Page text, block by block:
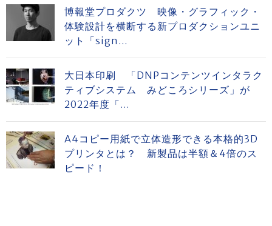
博報堂プロダクツ 映像・グラフィック・
体験設計を横断する新プロダクションユニ
ット「sign...
大日本印刷 「DNPコンテンツインタラク
ティブシステム みどころシリーズ」が
2022年度「...
A4コピー用紙で立体造形できる本格的3D
プリンタとは？ 新製品は半額＆4倍のス
ピード！